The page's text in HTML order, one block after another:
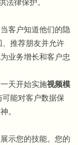
客户知道他们的隐
推荐朋友并允许
业务增长和客户忠
天开始实施视频模
可能对客户数据保
。
示您的技能。您的